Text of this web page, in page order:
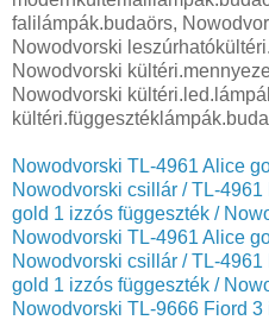
Nowodvorski TL-4961 Alice
Nowodvorski csillár / TL-4961
gold 1 izzós függeszték /
Nowodvorski TL-4961 Alice
Nowodvorski csillár / TL-4961
gold 1 izzós függeszték /
Nowodvorski TL-9666 Fiord